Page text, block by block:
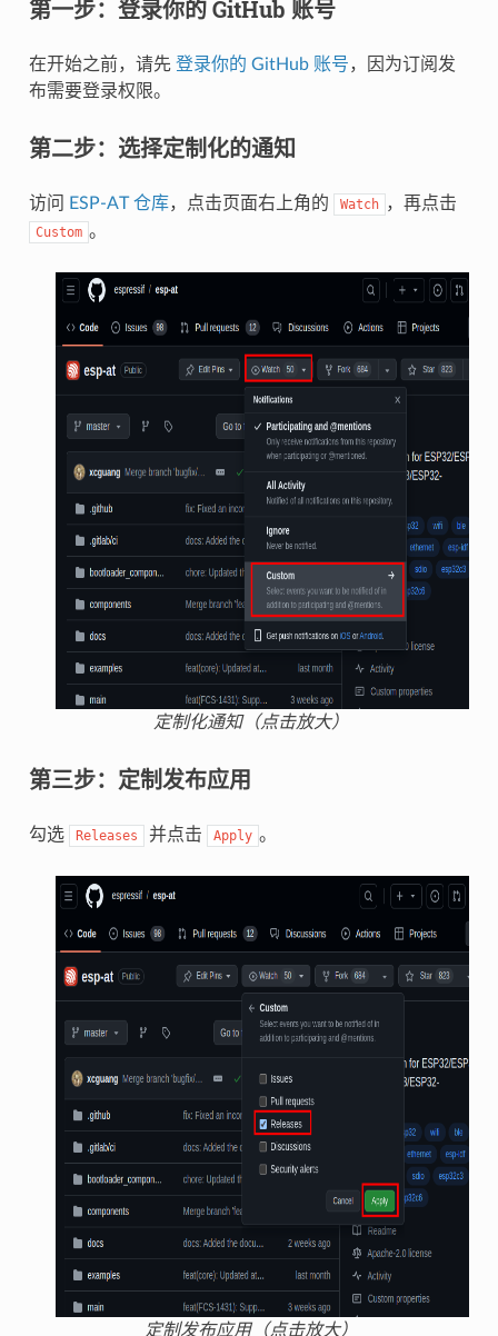
第一步：登录你的 GitHub 账号
在开始之前，请先 登录你的 GitHub 账号，因为订阅发
布需要登录权限。
第二步：选择定制化的通知
访问 ESP-AT 仓库，点击页面右上角的 Watch ，再点击
Custom 。
定制化通知（点击放大）
第三步：定制发布应用
勾选 Releases 并点击 Apply 。
定制发布应用（点击放大）